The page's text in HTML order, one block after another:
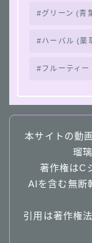
グリーン (青
ハーバル (薬
フルーティ
本サイトの動
瑠
著作権はC
AIを含む無断
引用は著作権